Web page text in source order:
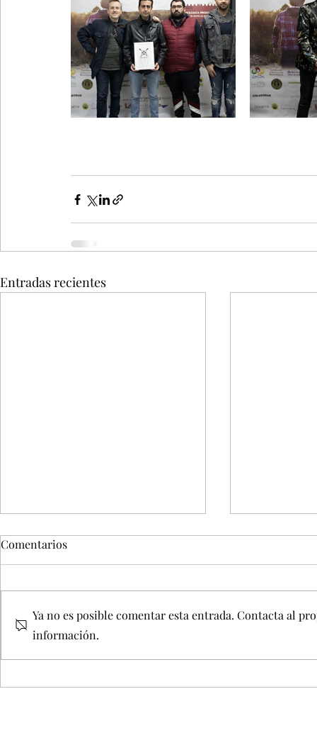
Entradas recientes
Navidades Sangrientas
Comentarios
Ya no es posible comentar esta entrada. Contacta al
información.